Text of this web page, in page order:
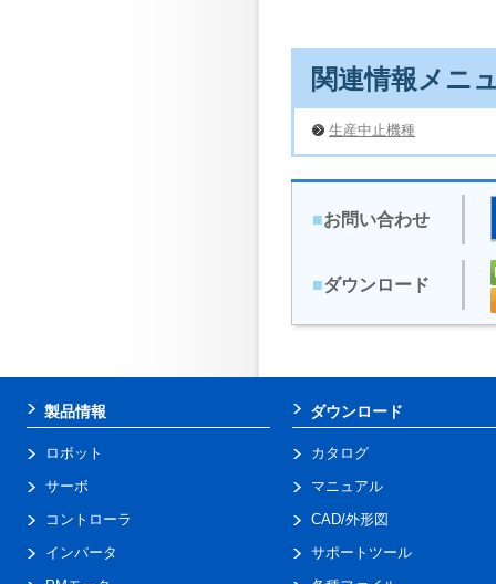
関連情報メニ
生産中止機種
■お問い合わせ
■ダウンロード
製品情報
ロボット
サーボ
コントローラ
インバータ
ダウンロード
カタログ
マニュアル
CAD/外形図
サポートツール